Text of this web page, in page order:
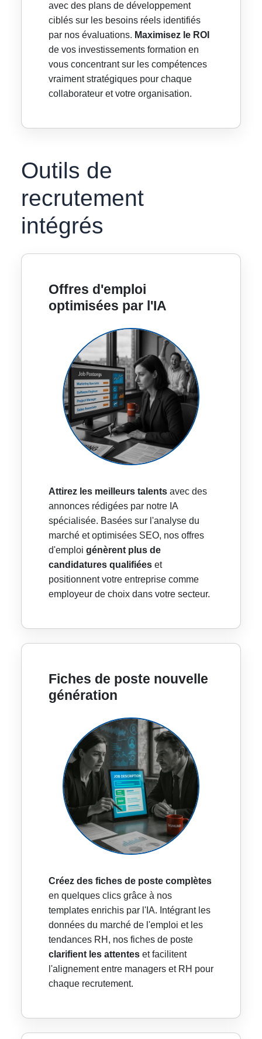
avec des plans de développement
ciblés sur les besoins réels identifiés
par nos évaluations. Maximisez le ROI
de vos investissements formation en
vous concentrant sur les compétences
vraiment stratégiques pour chaque
collaborateur et votre organisation.
Outils de
recrutement
intégrés
Offres d'emploi
optimisées par l'IA
Attirez les meilleurs talents avec des
annonces rédigées par notre IA
spécialisée. Basées sur l'analyse du
marché et optimisées SEO, nos offres
d'emploi génèrent plus de
candidatures qualifiées et
positionnent votre entreprise comme
employeur de choix dans votre secteur.
Fiches de poste nouvelle
génération
Créez des fiches de poste complètes
en quelques clics grâce à nos
templates enrichis par l'IA. Intégrant les
données du marché de l'emploi et les
tendances RH, nos fiches de poste
clarifient les attentes et facilitent
l'alignement entre managers et RH pour
chaque recrutement.